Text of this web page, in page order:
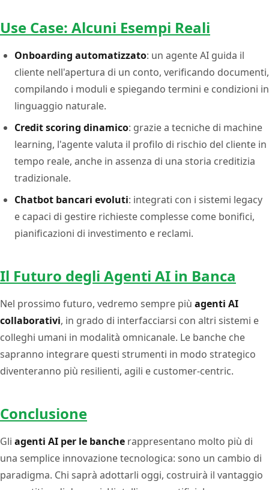
Use Case: Alcuni Esempi Reali
Onboarding automatizzato: un agente AI guida il
cliente nell'apertura di un conto, verificando documenti,
compilando i moduli e spiegando termini e condizioni in
linguaggio naturale.
Credit scoring dinamico: grazie a tecniche di machine
learning, l'agente valuta il profilo di rischio del cliente in
tempo reale, anche in assenza di una storia creditizia
tradizionale.
Chatbot bancari evoluti: integrati con i sistemi legacy
e capaci di gestire richieste complesse come bonifici,
pianificazioni di investimento e reclami.
Il Futuro degli Agenti AI in Banca
Nel prossimo futuro, vedremo sempre più agenti AI
collaborativi, in grado di interfacciarsi con altri sistemi e
colleghi umani in modalità omnicanale. Le banche che
sapranno integrare questi strumenti in modo strategico
diventeranno più resilienti, agili e customer-centric.
Conclusione
Gli agenti AI per le banche rappresentano molto più di
una semplice innovazione tecnologica: sono un cambio di
paradigma. Chi saprà adottarli oggi, costruirà il vantaggio